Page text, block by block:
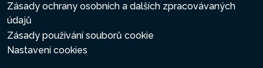
Zásady ochrany osobních a dalších zpracovávaných
údajů
Zásady používání souborů cookie
Nastavení cookies